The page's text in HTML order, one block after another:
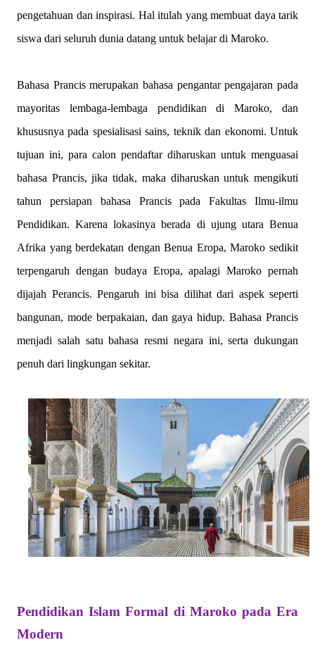
pengetahuan dan inspirasi. Hal itulah yang membuat daya tarik
siswa dari seluruh dunia datang untuk belajar di Maroko.
Bahasa Prancis merupakan bahasa pengantar pengajaran pada
mayoritas lembaga-lembaga pendidikan di Maroko, dan
khususnya pada spesialisasi sains, teknik dan ekonomi. Untuk
tujuan ini, para calon pendaftar diharuskan untuk menguasai
bahasa Prancis, jika tidak, maka diharuskan untuk mengikuti
tahun persiapan bahasa Prancis pada Fakultas Ilmu-ilmu
Pendidikan. Karena lokasinya berada di ujung utara Benua
Afrika yang berdekatan dengan Benua Eropa, Maroko sedikit
terpengaruh dengan budaya Eropa, apalagi Maroko pernah
dijajah Perancis. Pengaruh ini bisa dilihat dari aspek seperti
bangunan, mode berpakaian, dan gaya hidup. Bahasa Prancis
menjadi salah satu bahasa resmi negara ini, serta dukungan
penuh dari lingkungan sekitar.
Pendidikan Islam Formal di Maroko pada Era
Modern